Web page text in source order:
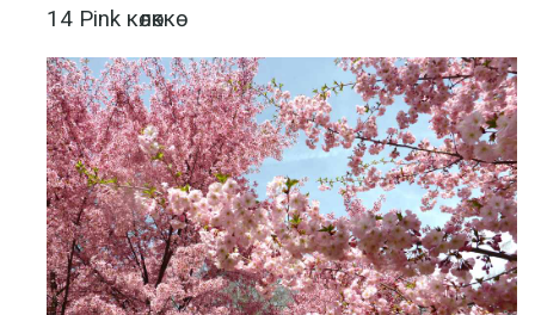
14 Pink көлөккө